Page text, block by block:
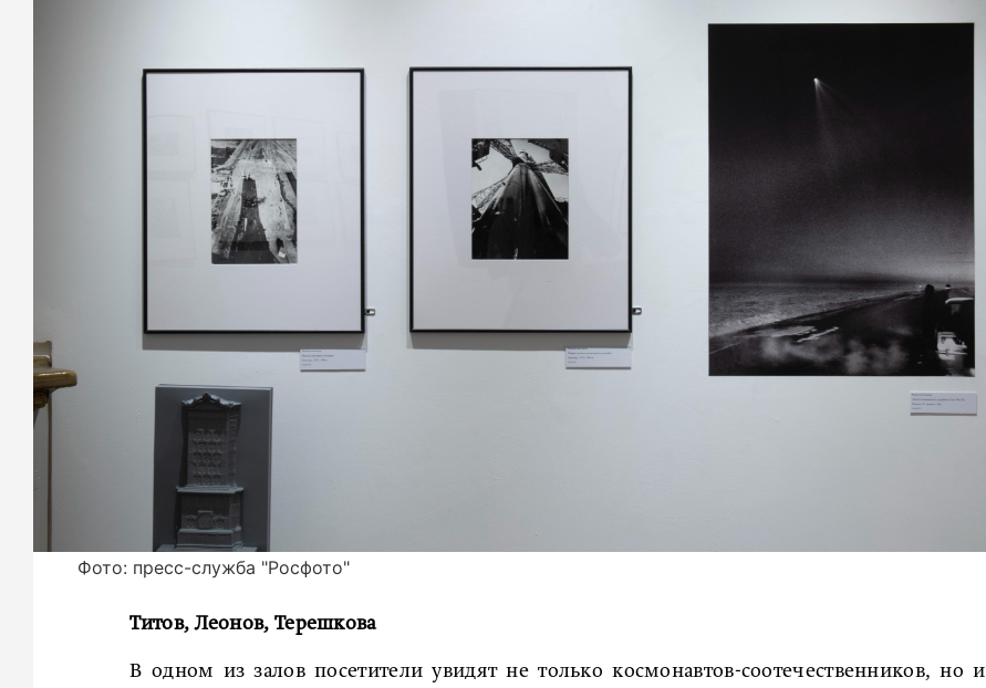
Фото: пресс-служба "Росфото"
Титов, Леонов, Терешкова
В одном из залов посетители увидят не только космонавтов-соотечественников, но и